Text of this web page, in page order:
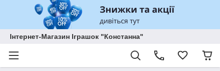
Інтернет-Магазин Іграшок "Констанна"